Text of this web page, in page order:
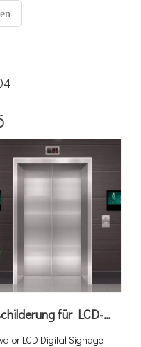
und Wohnungen.
Nutzen Sie die digitale Beschilderung für LCD-Werbung in Aufzügen, um Ihre Umsatzgenerierung zu steigern
LCD Digital Signage